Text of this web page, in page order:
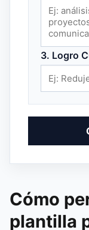
3. Logro
Cómo
plantilla